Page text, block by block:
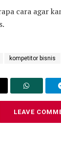
cara agar
kompetitor bisnis
LEAVE